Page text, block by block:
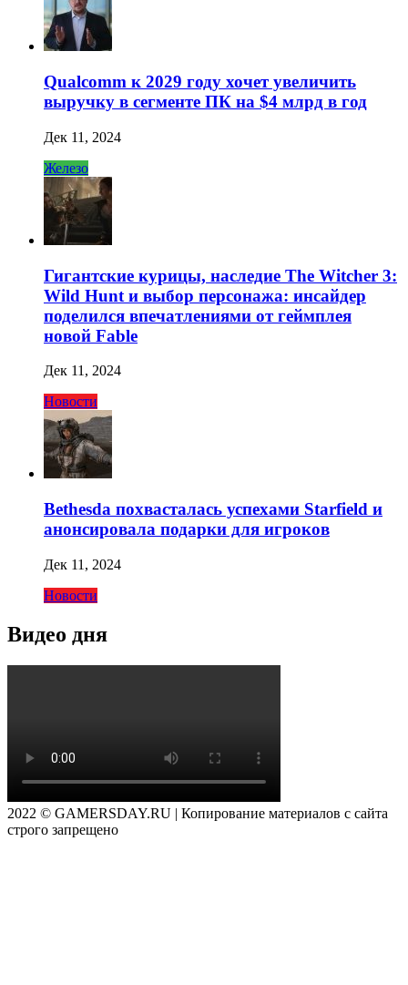
Qualcomm к 2029 году хочет увеличить
выручку в сегменте ПК на $4 млрд в год
Дек 11, 2024
Железо
Гигантские курицы, наследие The Witcher 3:
Wild Hunt и выбор персонажа: инсайдер
поделился впечатлениями от геймплея
новой Fable
Дек 11, 2024
Новости
Bethesda похвасталась успехами Starfield и
анонсировала подарки для игроков
Дек 11, 2024
Новости
Видео дня
2022 © GAMERSDAY.RU | Копирование материалов с сайта
строго запрещено